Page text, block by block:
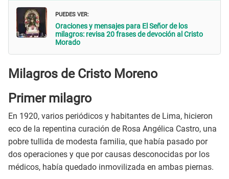
PUEDES VER:
Oraciones y mensajes para El Señor de los
milagros: revisa 20 frases de devoción al Cristo
Morado
Milagros de Cristo Moreno
Primer milagro
En 1920, varios periódicos y habitantes de Lima, hicieron
eco de la repentina curación de Rosa Angélica Castro, una
pobre tullida de modesta familia, que había pasado por
dos operaciones y que por causas desconocidas por los
médicos, había quedado inmovilizada en ambas piernas.